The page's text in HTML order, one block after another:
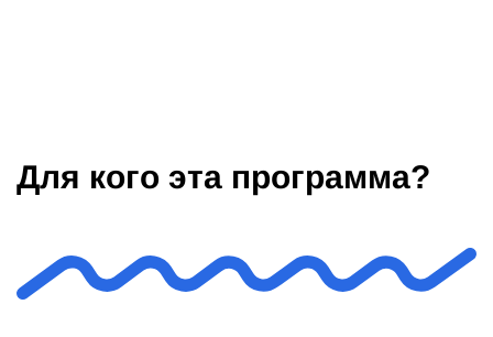
Для кого эта программа?